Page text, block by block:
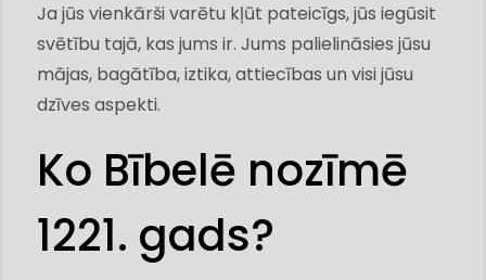
Ja jūs vienkārši varētu kļūt pateicīgs, jūs iegūsit
svētību tajā, kas jums ir. Jums palielināsies jūsu
mājas, bagātība, iztika, attiecības un visi jūsu
dzīves aspekti.
Ko Bībelē nozīmē
1221. gads?